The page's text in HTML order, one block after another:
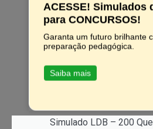
Simulado LDB – 200
ACESSE! Simulados
para CONCURSOS!
Garanta um futuro brilhante
preparação pedagógica.
Saiba mais